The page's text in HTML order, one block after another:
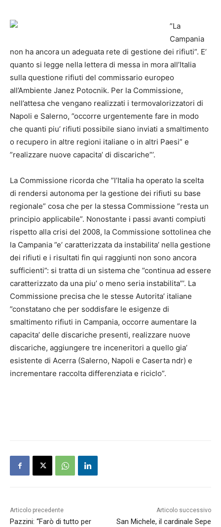
”La
Campania
non ha ancora un adeguata rete di gestione dei rifiuti”. E’
quanto si legge nella lettera di messa in mora all’Italia
sulla questione rifiuti del commissario europeo
all’Ambiente Janez Potocnik. Per la Commissione,
nell’attesa che vengano realizzati i termovalorizzatori di
Napoli e Salerno, ”occorre urgentemente fare in modo
che quanti piu’ rifiuti possibile siano inviati a smaltimento
o recupero in altre regioni italiane o in altri Paesi” e
”realizzare nuove capacita’ di discariche”’.
La Commissione ricorda che ”l’Italia ha operato la scelta
di rendersi autonoma per la gestione dei rifiuti su base
regionale” cosa che per la stessa Commissione ”resta un
principio applicabile”. Nonostante i passi avanti compiuti
rispetto alla crisi del 2008, la Commissione sottolinea che
la Campania ”e’ caratterizzata da instabilita’ nella gestione
dei rifiuti e i risultati fin qui raggiunti non sono ancora
sufficienti”: si tratta di un sistema che ”continua ad essere
caratterizzato da una piu’ o meno seria instabilita”’. La
Commissione precisa che le stesse Autorita’ italiane
”constatano che per soddisfare le esigenze di
smaltimento rifiuti in Campania, occorre aumentare la
capacita’ delle discariche presenti, realizzare nuove
discariche, aggiungere tre inceneritori a quello gia’
esistente di Acerra (Salerno, Napoli e Caserta ndr) e
incrementare raccolta differenziata e riciclo”.
Articolo precedente
Pazzini: “Farò di tutto per
Articolo successivo
San Michele, il cardinale Sepe